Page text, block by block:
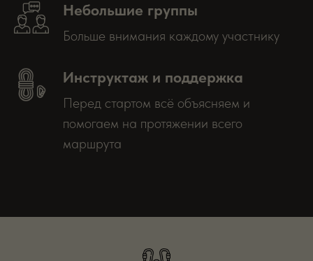
Небольшие группы
Больше внимания каждому участнику
Инструктаж и поддержка
Перед стартом всё объясняем и
помогаем на протяжении всего
маршрута